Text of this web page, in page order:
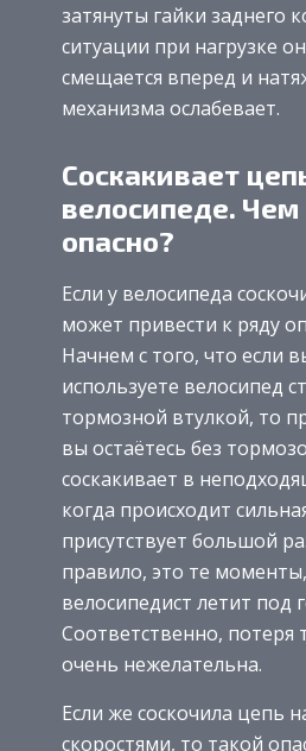
затянуты гайки заднего
ситуации при нагрузке
смещается вперед и
механизма ослабевает.
Соскакивает
велосипеде. Чем
опасно?
Если у велосипеда
может привести к ряду
Начнем с того, что если
используете велосипед
тормозной втулкой, то
вы остаётесь без
соскакивает в
когда происходит
присутствует большой
правило, это те
велосипедист летит под
Соответственно, потеря
очень нежелательна.
Если же соскочила цепь
скоростями, то такой